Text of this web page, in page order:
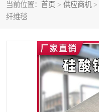
当前位置： 首页 > 供应商机 >
纤维毯
硅酸铝散棉
硅酸铝纤维毡
硅酸铝保温棉